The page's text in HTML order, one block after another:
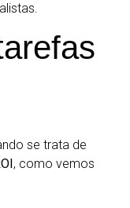
se trata de
, como vemos